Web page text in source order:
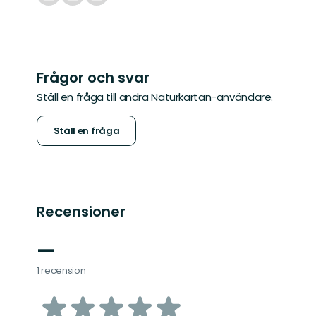
Frågor och svar
Ställ en fråga till andra Naturkartan-användare.
Ställ en fråga
Recensioner
—
1 recension
av